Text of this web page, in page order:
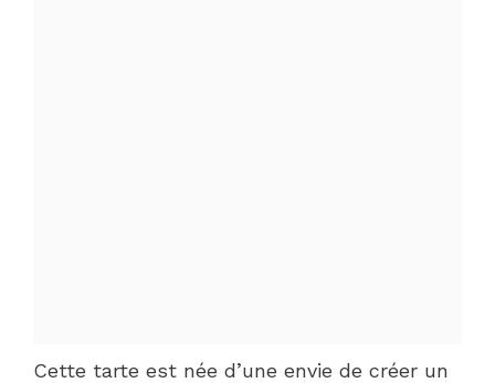
Cette tarte est née d’une envie de créer un